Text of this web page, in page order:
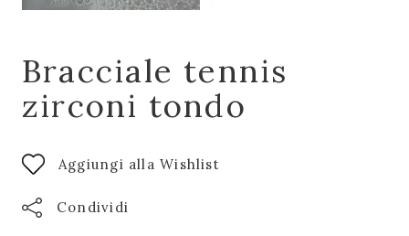
Bracciale tennis
zirconi tondo
Aggiungi alla Wishlist
Condividi